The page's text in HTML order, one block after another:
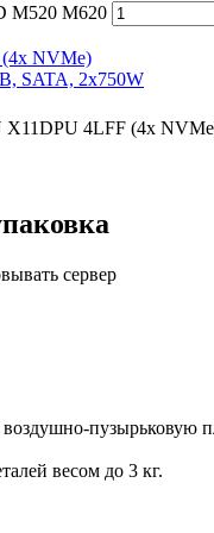
M520 M620
(4x NVMe)
SATA, 2x750W
X11DPU 4LFF (4x
сервер
пузырьковую
весом до 3 кг.